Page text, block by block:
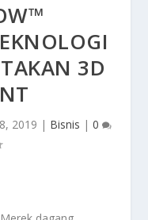
3D
2019 | Bisnis | 0